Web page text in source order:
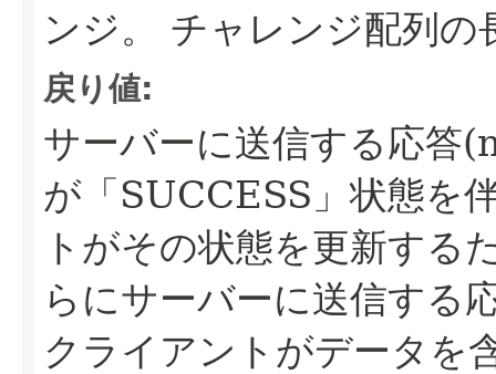
ンジ。
チャレンジ配列の
戻り値:
サーバーに送信する応答
が「SUCCESS」状態を
トがその状態を更新する
らにサーバーに送信する
クライアントがデータを